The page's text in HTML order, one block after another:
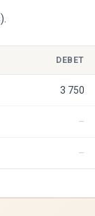
DEBET
3 750